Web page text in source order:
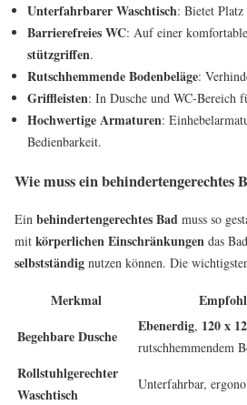
Unterfahrbarer Waschtisch: Bietet
Barrierefreies WC: Auf einer
stützgriffen.
Rutschhemmende Bodenbeläge:
Griffleisten: In Dusche und WC-Bereich
Hochwertige Armaturen:
Bedienbarkeit.
Wie muss ein behindertengerechtes
Ein behindertengerechtes Bad muss so
mit körperlichen Einschränkungen das
selbstständig nutzen können. Die
Merkmal
Begehbare Dusche
Ebenerdig, 120 x
rutschhemmendem
Rollstuhlgerechter
Waschtisch
Unterfahrbar,